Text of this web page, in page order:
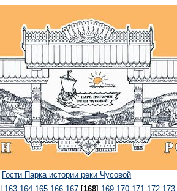
Гости Парка истории реки Чусовой
163 164 165 166 167 [168] 169 170 171 172 173